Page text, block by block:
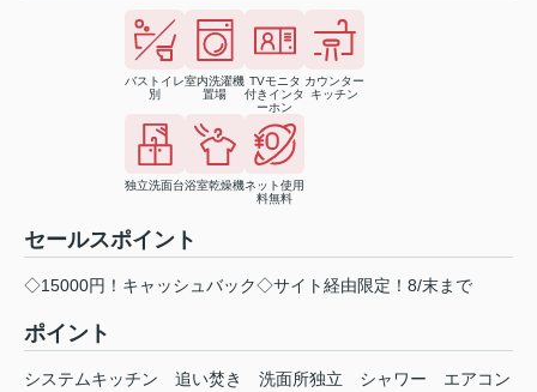
バストイレ
別
室内洗濯機
置場
TVモニタ
付きインタ
ーホン
カウンター
キッチン
独立洗面台浴室乾燥機ネット使用
料無料
セールスポイント
◇15000円！キャッシュバック◇サイト経由限定！8/末まで
ポイント
システムキッチン 追い焚き 洗面所独立 シャワー エアコン